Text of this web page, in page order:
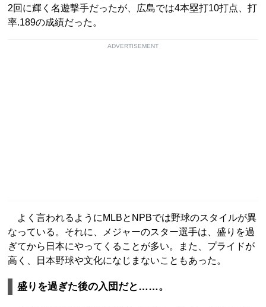
2回に輝く名遊撃手だったが、広島では4本塁打10打点、打
率.189の成績だった。
ADVERTISEMENT
よく言われるようにMLBとNPBでは野球のスタイルが異
なっている。それに、メジャーのスター選手は、盛りを過
ぎてから日本にやってくることが多い。また、プライドが
高く、日本野球や文化になじまないこともあった。
盛りを過ぎた後の入団だと……。